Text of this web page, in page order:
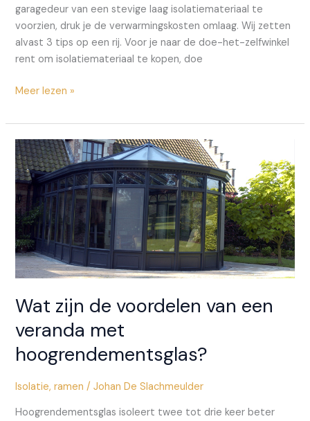
garagedeur van een stevige laag isolatiemateriaal te
voorzien, druk je de verwarmingskosten omlaag. Wij zetten
alvast 3 tips op een rij. Voor je naar de doe-het-zelfwinkel
rent om isolatiemateriaal te kopen, doe
Je
isoleren?
Dit
zijn
onze
3
essentiële
tips
Meer lezen »
Wat zijn de voordelen van een
veranda met
hoogrendementsglas?
Isolatie,ramen /Johan De Slachmeulder
Hoogrendementsglas isoleert twee tot drie keer beter